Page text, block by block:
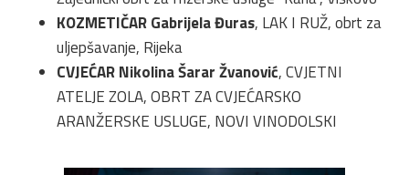
KOZMETIČAR Gabrijela Đuras, LAK I RUŽ, obrt za
uljepšavanje, Rijeka
CVJEĆAR Nikolina Šarar Žvanović, CVJETNI
ATELJE ZOLA, OBRT ZA CVJEĆARSKO
ARANŽERSKE USLUGE, NOVI VINODOLSKI